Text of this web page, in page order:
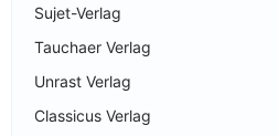
Sujet-Verlag
Tauchaer Verlag
Unrast Verlag
Classicus Verlag